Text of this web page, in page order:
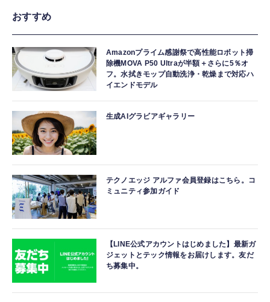
おすすめ
Amazonプライム感謝祭で高性能ロボット掃
除機MOVA P50 Ultraが半額＋さらに5％オ
フ。水拭きモップ自動洗浄・乾燥まで対応ハ
イエンドモデル
生成AIグラビアギャラリー
テクノエッジ アルファ会員登録はこちら。コ
ミュニティ参加ガイド
【LINE公式アカウントはじめました】最新ガ
ジェットとテック情報をお届けします。友だ
ち募集中。